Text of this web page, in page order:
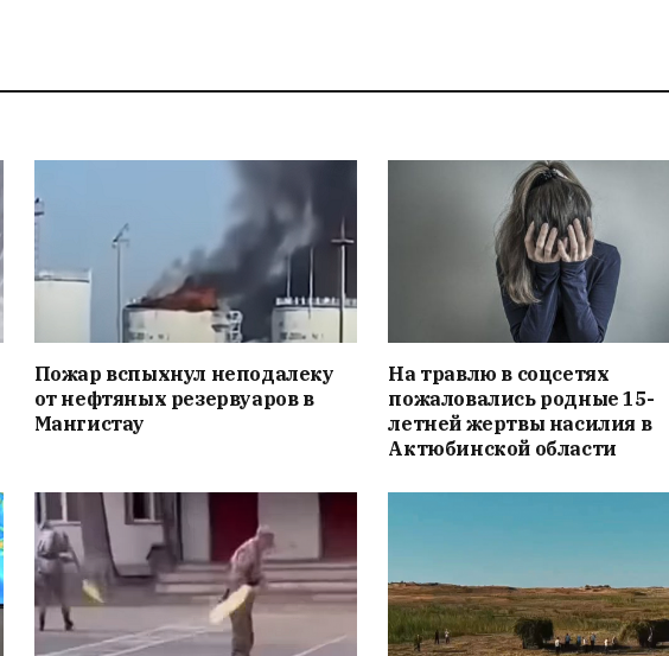
Пожар вспыхнул неподалеку
от нефтяных резервуаров в
Мангистау
На травлю в соцсетях
пожаловались родные 15-
летней жертвы насилия в
Актюбинской области